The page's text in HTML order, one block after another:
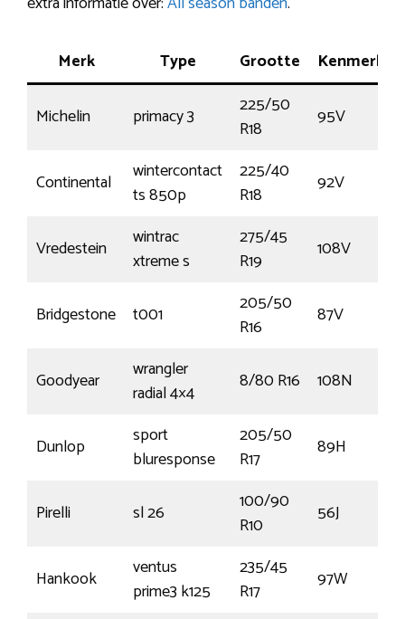
Merk Type Grootte Kenmerk
Michelin primacy 3
225/50
R18
95V
Continental
wintercontact
ts 850p
225/40
R18
92V
Vredestein
wintrac
xtreme s
275/45
R19
108V
Bridgestone t001
205/50
R16
87V
Goodyear
wrangler
radial 4×4
8/80 R16 108N
Dunlop
sport
bluresponse
205/50
R17
89H
Pirelli sl 26
100/90
R10
56J
Hankook
ventus
prime3 k125
235/45
R17
97W